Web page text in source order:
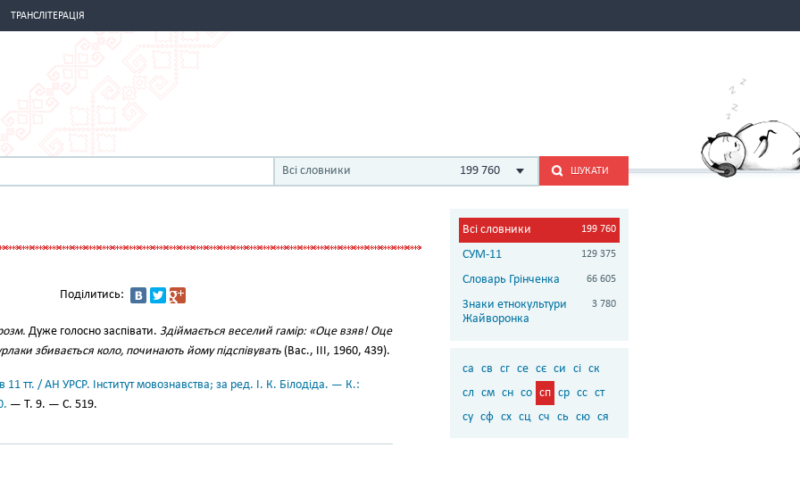
ТРАНСЛІТЕРАЦІЯ
Всі словники 199 760 ШУКАТИ
Поділитись:
Дуже голосно заспівати. Здіймається веселий гамір: «Оце взяв! Оце
збивається коло, починають йому підспівувать (Вас., III, 1960, 439).
11 тт. / АН УРСР. Інститут мовознавства; за ред. І. К. Білодіда. — К.:
— Т. 9. — С. 519.
Всі словники 199 760
СУМ-11 129 375
Словарь Грінченка 66 605
Знаки етнокультури
Жайворонка
3 780
са св сг се сє си сі ск
сл см сн со сп ср сс ст
су сф сх сц сч сь сю ся